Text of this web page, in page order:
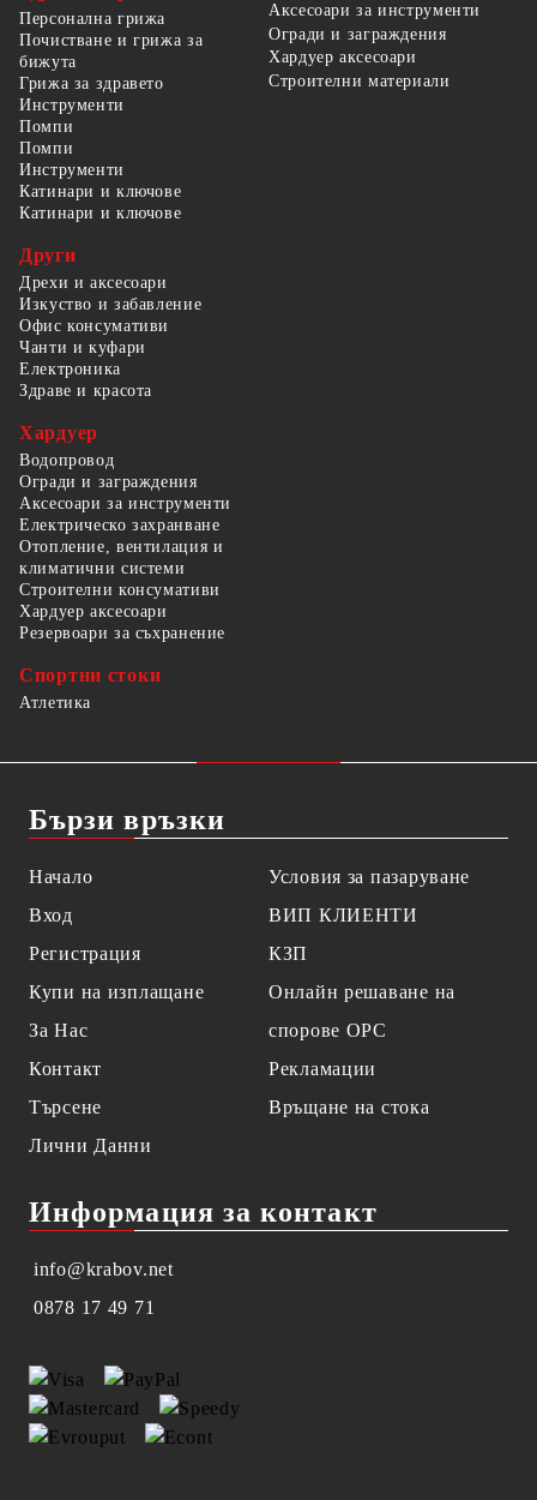
Персонална грижа
Почистване и грижа за
бижута
Грижа за здравето
Аксесоари за инструменти
Огради и заграждения
Хардуер аксесоари
Строителни материали
Инструменти
Помпи
Помпи
Инструменти
Катинари и ключове
Катинари и ключове
Други
Дрехи и аксесоари
Изкуство и забавление
Офис консумативи
Чанти и куфари
Електроника
Здраве и красота
Хардуер
Водопровод
Огради и заграждения
Аксесоари за инструменти
Електрическо захранване
Отопление, вентилация и
климатични системи
Строителни консумативи
Хардуер аксесоари
Резервоари за съхранение
Спортни стоки
Атлетика
Бързи връзки
Начало
Вход
Регистрация
Купи на изплащане
За Нас
Контакт
Търсене
Лични Данни
Условия за пазаруване
ВИП КЛИЕНТИ
КЗП
Онлайн решаване на
спорове OPC
Рекламации
Връщане на стока
Информация за контакт
info@krabov.net
0878 17 49 71